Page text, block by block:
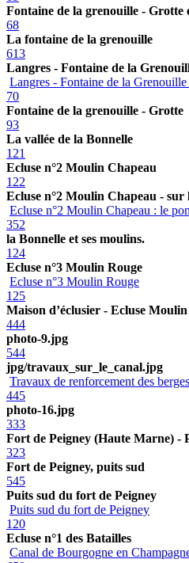
Fontaine de la grenouille - Grotte
68
La fontaine de la grenouille
613
Langres - Fontaine de la
Langres - Fontaine de la
70
Fontaine de la grenouille - Grotte
93
La vallée de la Bonnelle
121
Ecluse n°2 Moulin Chapeau
122
Ecluse n°2 Moulin Chapeau - sur
Ecluse n°2 Moulin Chapeau : le
352
la Bonnelle et ses moulins.
124
Ecluse n°3 Moulin Rouge
Ecluse n°3 Moulin Rouge
125
Maison d’éclusier - Ecluse
444
photo-9.jpg
544
jpg/travaux_sur_le_canal.jpg
Travaux de renforcement des
445
photo-16.jpg
333
Fort de Peigney (Haute Marne) -
323
Fort de Peigney, puits sud
545
Puits sud du fort de Peigney
Puits sud du fort de Peigney
120
Ecluse n°1 des Batailles
Canal de Bourgogne en